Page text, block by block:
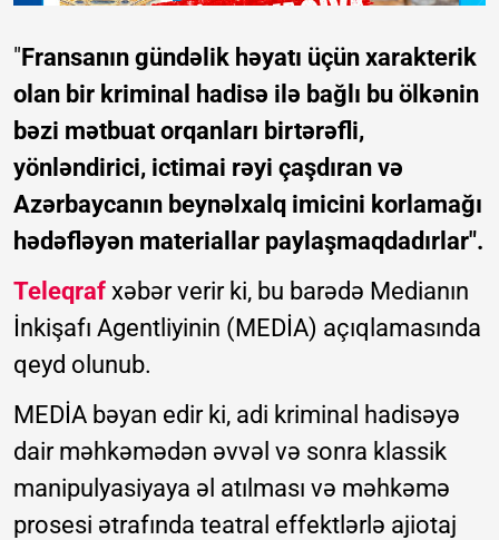
"Fransanın gündəlik həyatı üçün xarakterik
olan bir kriminal hadisə ilə bağlı bu ölkənin
bəzi mətbuat orqanları birtərəfli,
yönləndirici, ictimai rəyi çaşdıran və
Azərbaycanın beynəlxalq imicini korlamağı
hədəfləyən materiallar paylaşmaqdadırlar".
Teleqraf xəbər verir ki, bu barədə Medianın
İnkişafı Agentliyinin (MEDİA) açıqlamasında
qeyd olunub.
MEDİA bəyan edir ki, adi kriminal hadisəyə
dair məhkəmədən əvvəl və sonra klassik
manipulyasiyaya əl atılması və məhkəmə
prosesi ətrafında teatral effektlərlə ajiotaj